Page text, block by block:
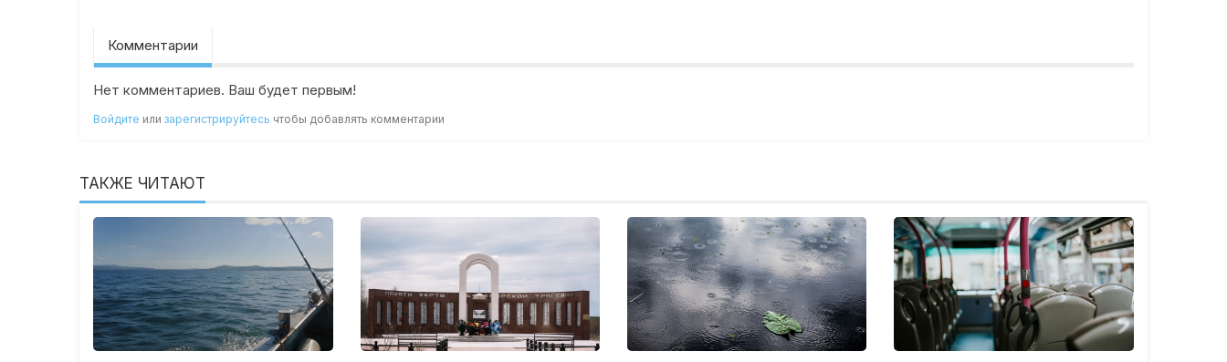
Комментарии
Нет комментариев. Ваш будет первым!
Войдите илизарегистрируйтесь чтобы добавлять комментарии
ТАКЖЕ ЧИТАЮТ